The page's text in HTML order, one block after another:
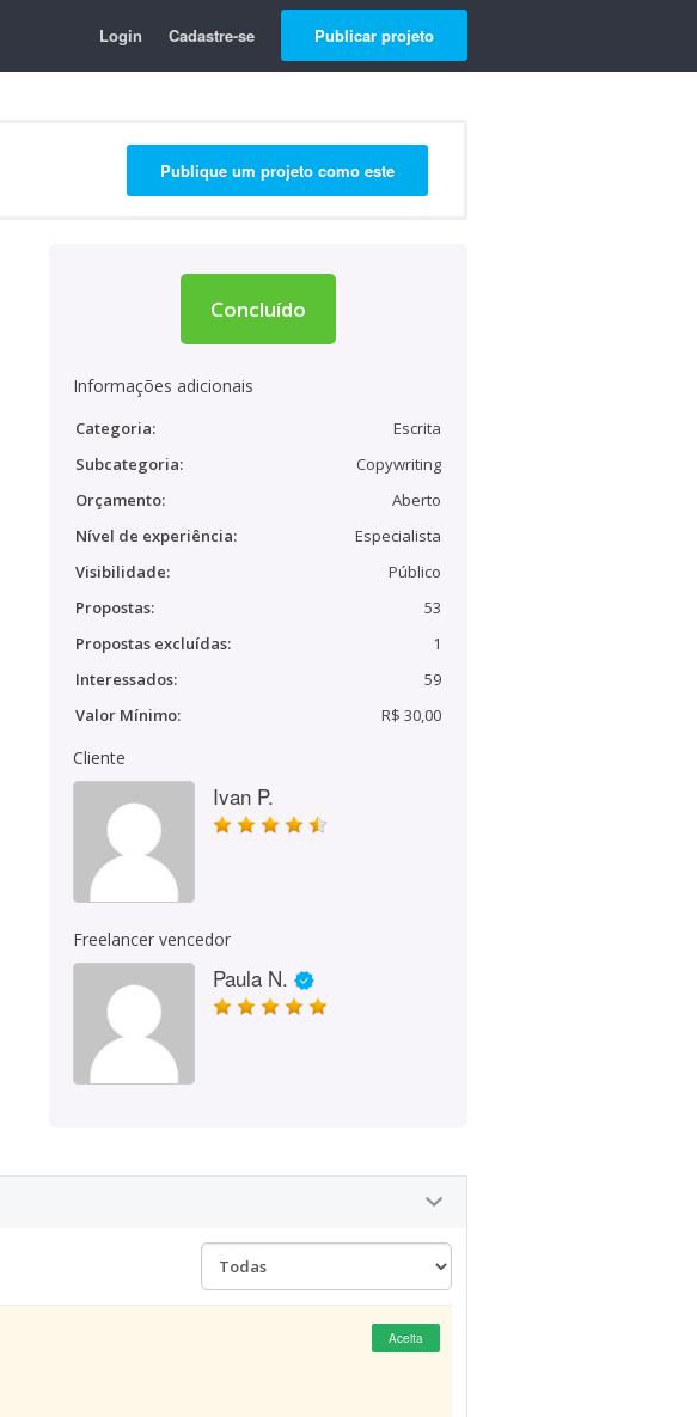
Login Cadastre-se Publicar projeto
Publique um projeto como este
Concluído
Informações adicionais
Categoria:
Escrita
Subcategoria:
Copywriting
Orçamento:
Aberto
Nível de experiência:
Especialista
Visibilidade:
Público
Propostas:
53
Propostas excluídas:
1
Interessados:
59
Valor Mínimo:
R$ 30,00
Cliente
Ivan P.
Freelancer vencedor
Paula N.
Aceita